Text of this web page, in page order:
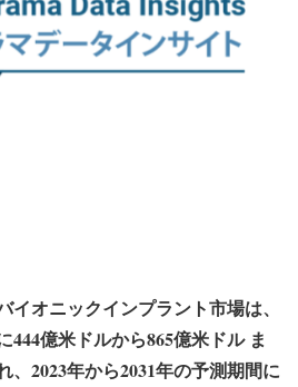
オニックインプラント市場は、
444億米ドルから865億米ドル ま
、2023年から2031年の予測期間に